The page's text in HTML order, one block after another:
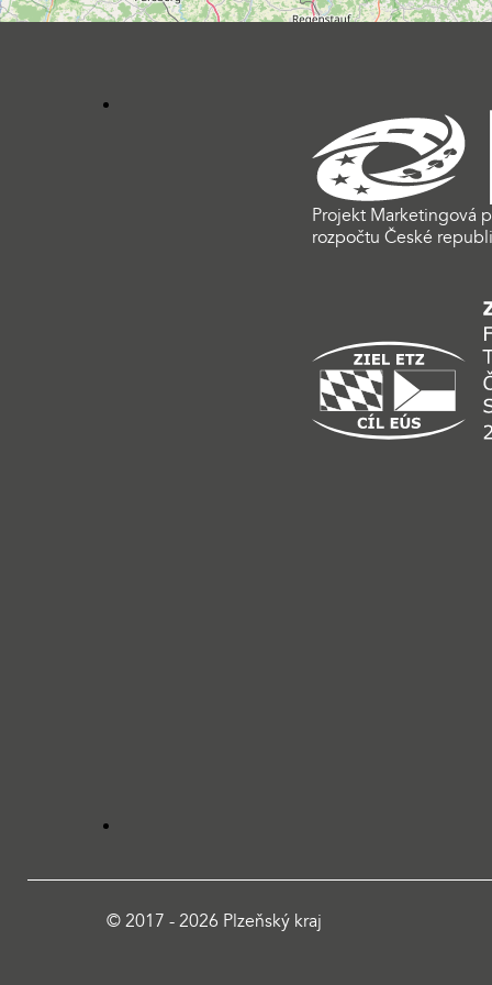
Projekt Marketingová
rozpočtu České
© 2017 - 2026 Plzeňský kraj